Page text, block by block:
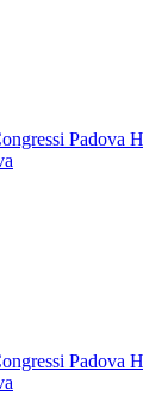
Padova
Padova